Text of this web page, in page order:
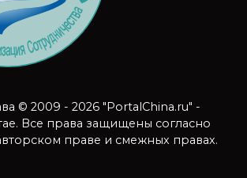
© 2009 - 2026 "PortalChina.ru" -
Все права защищены согласно
праве и смежных правах.